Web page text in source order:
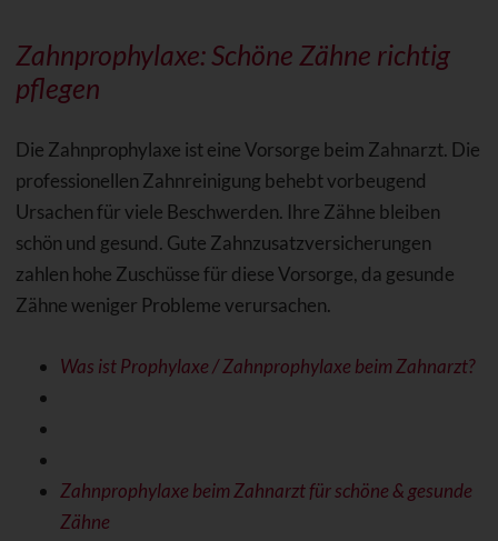
Zahnprophylaxe: Schöne Zähne richtig
pflegen
Die Zahnprophylaxe ist eine Vorsorge beim Zahnarzt. Die
professionellen Zahnreinigung behebt vorbeugend
Ursachen für viele Beschwerden. Ihre Zähne bleiben
schön und gesund. Gute Zahnzusatzversicherungen
zahlen hohe Zuschüsse für diese Vorsorge, da gesunde
Zähne weniger Probleme verursachen.
Was ist Prophylaxe / Zahnprophylaxe beim Zahnarzt?
Zahnprophylaxe beim Zahnarzt für schöne & gesunde
Zähne